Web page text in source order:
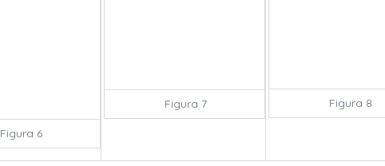
Figura 6
Figura 7 Figura 8